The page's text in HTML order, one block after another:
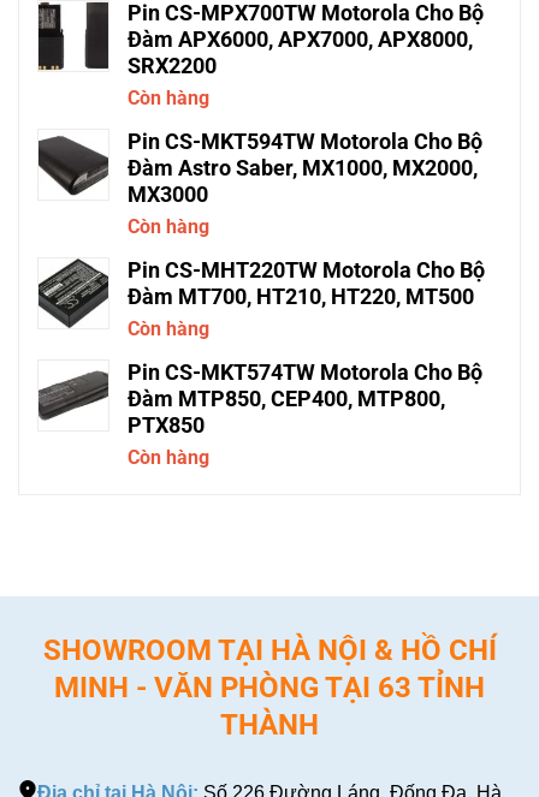
Pin CS-MPX700TW Motorola Cho Bộ
Đàm APX6000, APX7000, APX8000,
SRX2200
Còn hàng
Pin CS-MKT594TW Motorola Cho Bộ
Đàm Astro Saber, MX1000, MX2000,
MX3000
Còn hàng
Pin CS-MHT220TW Motorola Cho Bộ
Đàm MT700, HT210, HT220, MT500
Còn hàng
Pin CS-MKT574TW Motorola Cho Bộ
Đàm MTP850, CEP400, MTP800,
PTX850
Còn hàng
SHOWROOM TẠI HÀ NỘI & HỒ CHÍ
MINH - VĂN PHÒNG TẠI 63 TỈNH
THÀNH